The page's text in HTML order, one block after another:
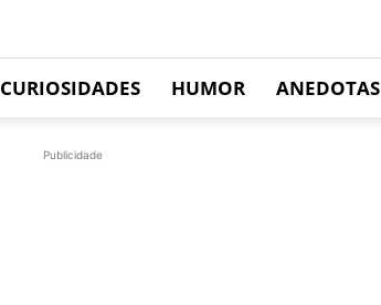
CURIOSIDADES HUMOR ANEDOTAS
Publicidade